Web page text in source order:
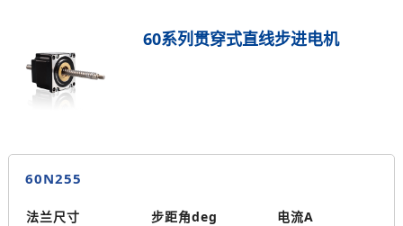
60系列贯穿式直线步进电机
60N255
法兰尺寸
步距角deg
电流A